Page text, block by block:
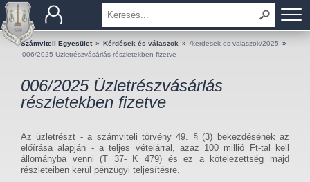
BEMUTATKOZÁS
TAGOK
OKTATÁS
KÉRDÉSEK ÉS VÁLASZOK
TUDÁSTÁR
Számviteli Egyesület » Kérdések és válaszok » /kerdesek-es-valaszok/2025 »
006/2025 Üzletrészvásárlás részletekben fizetve
006/2025 Üzletrészvásárlás
részletekben fizetve
Az üzletrészt - a számviteli törvény 49. § (3) bekezdésének az
előírása alapján - a teljes vételárral, azaz 100 millió Ft-tal kell
állományba venni (T 37- K 479) és ez a kötelezettség majd
részleteiben kerül pénzügyi teljesítésre.